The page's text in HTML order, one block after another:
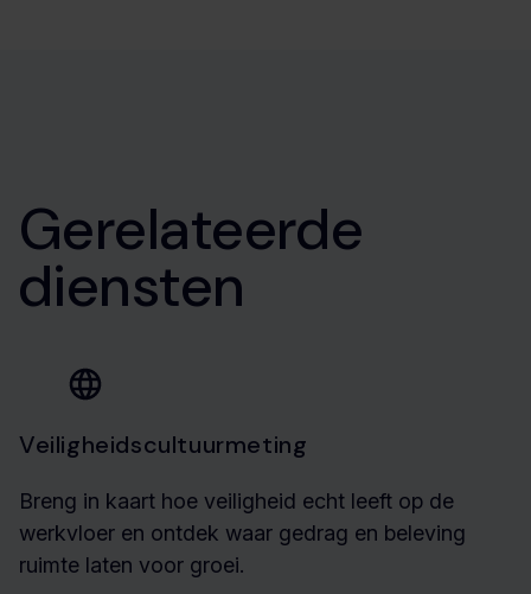
Gerelateerde
diensten
Veiligheidscultuurmeting
Breng in kaart hoe veiligheid echt leeft op de
werkvloer en ontdek waar gedrag en beleving
ruimte laten voor groei.